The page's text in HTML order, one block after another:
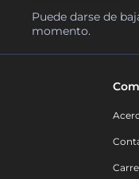
Puede darse de
momento.